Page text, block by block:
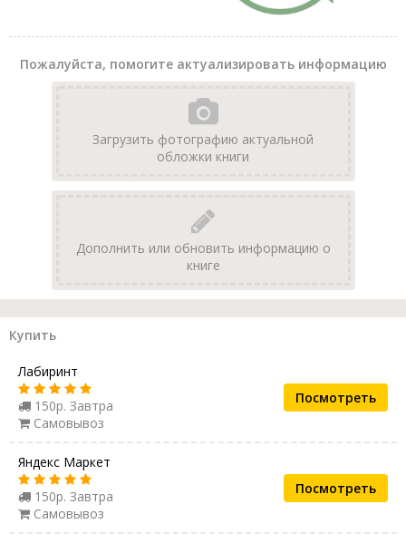
Пожалуйста, помогите актуализировать информацию
Загрузить фотографию актуальной
обложки книги
Дополнить или обновить информацию о
книге
Купить
Лабиринт
150р. Завтра
Самовывоз
Посмотреть
Яндекс Маркет
150р. Завтра
Самовывоз
Посмотреть